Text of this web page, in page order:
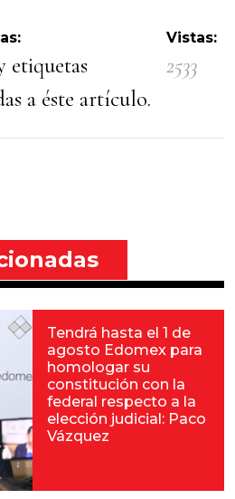
etiquetas
a éste artículo.
Vistas:
2533
Tendrá hasta el 1 de
agosto Edomex para
homologar su
constitución con la
federal respecto a la
elección judicial: Paco
Vázquez